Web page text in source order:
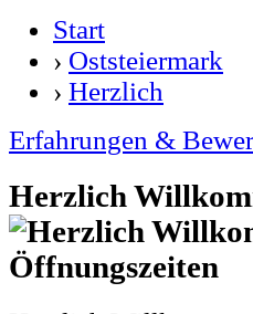
Start
› Oststeiermark
› Herzlich
Erfahrungen &
Herzlich